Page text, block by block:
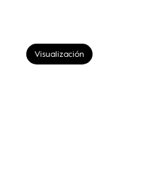
Visualización